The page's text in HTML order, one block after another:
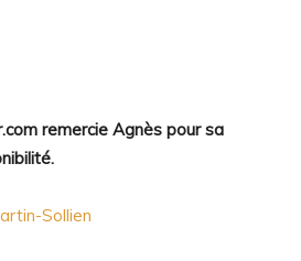
remercie Agnès pour sa
Sollien